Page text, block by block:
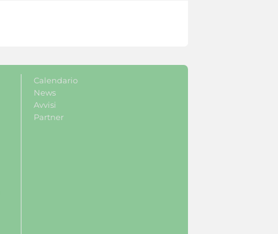
Calendario
News
Avvisi
Partner